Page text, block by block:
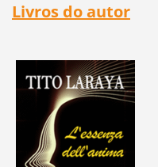
Livros do autor